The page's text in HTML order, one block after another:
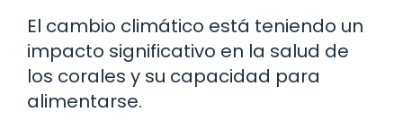
El cambio climático está teniendo un
impacto significativo en la salud de
los corales y su capacidad para
alimentarse.